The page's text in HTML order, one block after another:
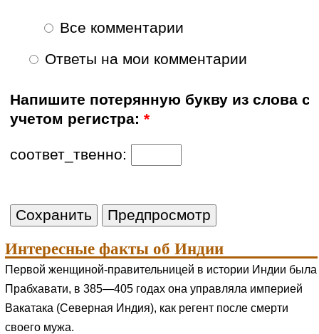
Все комментарии
Ответы на мои комментарии
Напишите потерянную букву из слова с
учетом регистра:*
соответ_твенно:
Интересные факты об Индии
Первой женщиной-правительницей в истории Индии была
Прабхавати, в 385—405 годах она управляла империей
Вакатака (Северная Индия), как регент после смерти
своего мужа.